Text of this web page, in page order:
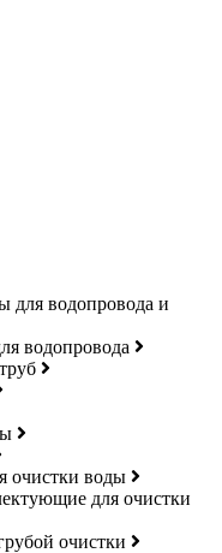
для водопровода и
водопровода
очистки воды
для очистки
очистки